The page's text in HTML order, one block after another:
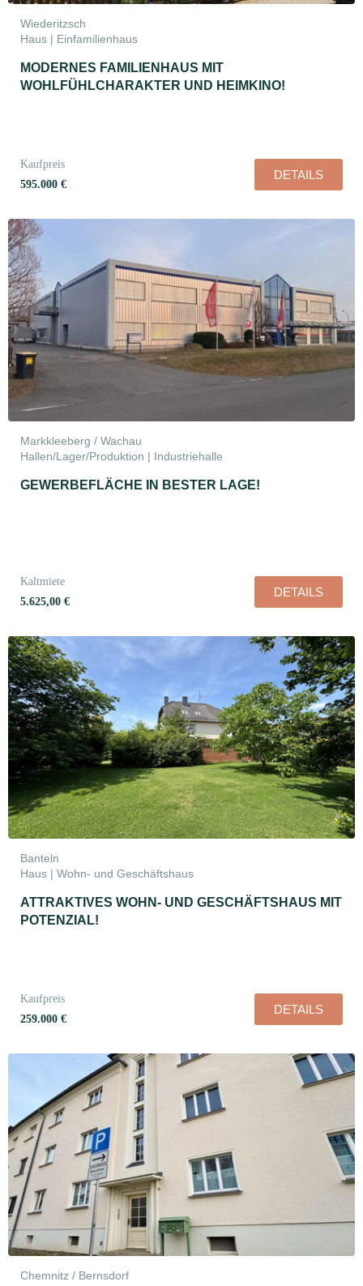
Wiederitzsch
Haus | Einfamilienhaus
MODERNES FAMILIENHAUS MIT
WOHLFÜHLCHARAKTER UND HEIMKINO!
Kaufpreis
595.000 €
DETAILS
Markkleeberg / Wachau
Hallen/Lager/Produktion | Industriehalle
GEWERBEFLÄCHE IN BESTER LAGE!
Kaltmiete
5.625,00 €
DETAILS
Banteln
Haus | Wohn- und Geschäftshaus
ATTRAKTIVES WOHN- UND GESCHÄFTSHAUS MIT
POTENZIAL!
Kaufpreis
259.000 €
DETAILS
Chemnitz / Bernsdorf